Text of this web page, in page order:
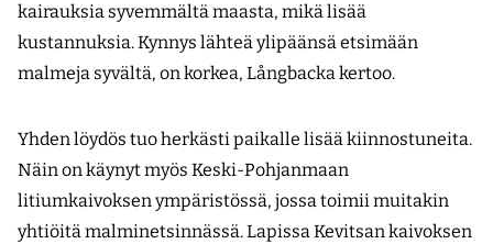
kairauksia syvemmältä maasta, mikä lisää
kustannuksia. Kynnys lähteä ylipäänsä etsimään
malmeja syvältä, on korkea, Långbacka kertoo.
Yhden löydös tuo herkästi paikalle lisää kiinnostuneita.
Näin on käynyt myös Keski-Pohjanmaan
litiumkaivoksen ympäristössä, jossa toimii muitakin
yhtiöitä malminetsinnässä. Lapissa Kevitsan kaivoksen